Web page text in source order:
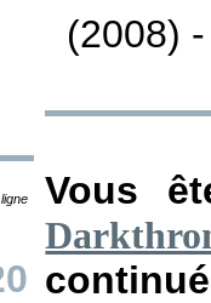
(2008)
Vous